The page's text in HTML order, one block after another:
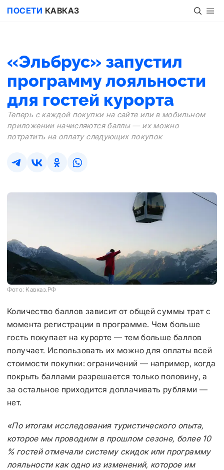
ПОСЕТИ КАВКАЗ
«Эльбрус» запустил
программу лояльности
для гостей курорта
Теперь с каждой покупки на сайте или в мобильном
приложении начисляются баллы — их можно
потратить на оплату следующих покупок
Фото: Кавказ.РФ
Количество баллов зависит от общей суммы трат с
момента регистрации в программе. Чем больше
гость покупает на курорте — тем больше баллов
получает. Использовать их можно для оплаты всей
стоимости покупки: ограничений — например, когда
покрыть баллами разрешается только половину, а
за остальное приходится доплачивать рублями —
нет.
«По итогам исследования туристического опыта,
которое мы проводили в прошлом сезоне, более 10
% гостей отмечали систему скидок или программу
лояльности как одно из изменений, которое им